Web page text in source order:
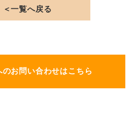
＜一覧へ戻る
のお問い合わせはこちら